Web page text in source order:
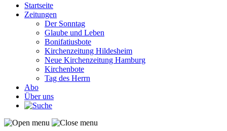
Startseite
Zeitungen
Der Sonntag
Glaube und Leben
Bonifatiusbote
Kirchenzeitung Hildesheim
Neue Kirchenzeitung Hamburg
Kirchenbote
Tag des Herrn
Abo
Über uns